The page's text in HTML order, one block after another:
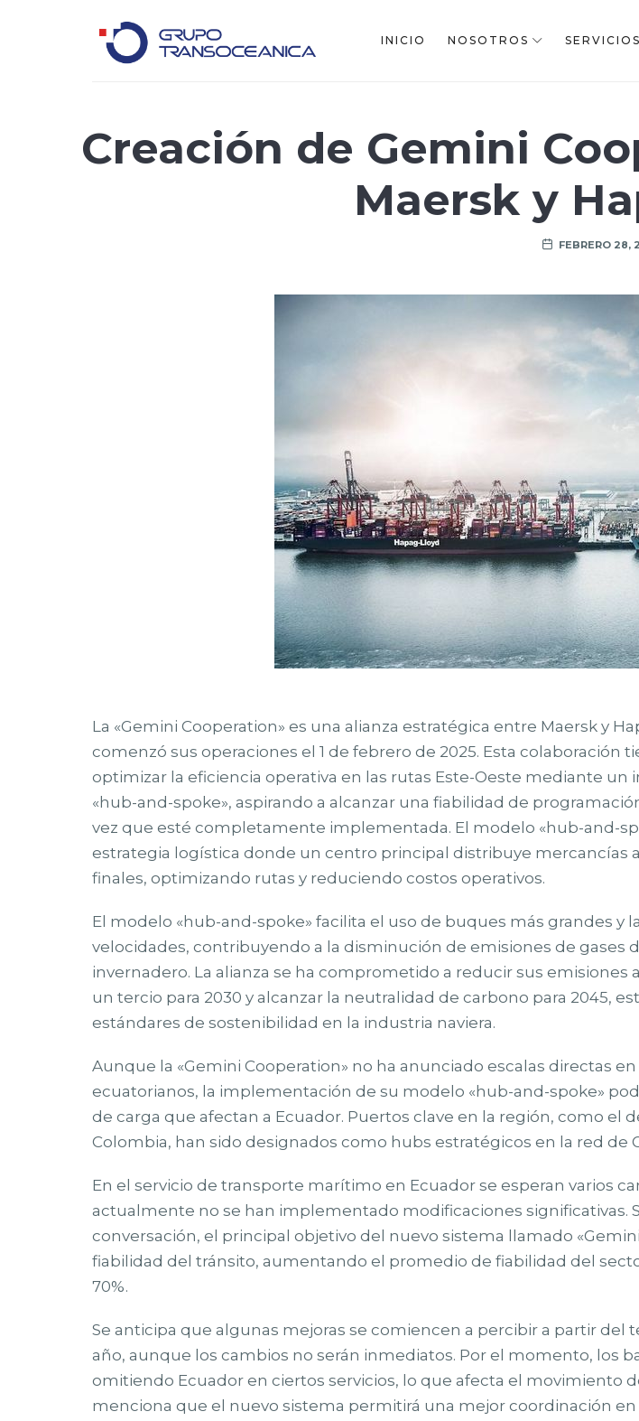
Logística Inteligente para un Mundo en Movimiento
INICIO NOSOTROS SERVICIOS
Creación de Gemini
Maersk y
FEBRERO 28,
La «Gemini Cooperation» es una alianza estratégica entre Maersk y
comenzó sus operaciones el 1 de febrero de 2025. Esta colaboración
optimizar la eficiencia operativa en las rutas Este-Oeste mediante un
«hub-and-spoke», aspirando a alcanzar una fiabilidad de
vez que esté completamente implementada. El modelo «hub-and-
estrategia logística donde un centro principal distribuye mercancías
finales, optimizando rutas y reduciendo costos operativos.
El modelo «hub-and-spoke» facilita el uso de buques más grandes y
velocidades, contribuyendo a la disminución de emisiones de gases
invernadero. La alianza se ha comprometido a reducir sus emisiones
un tercio para 2030 y alcanzar la neutralidad de carbono para 2045,
estándares de sostenibilidad en la industria naviera.
Aunque la «Gemini Cooperation» no ha anunciado escalas directas
ecuatorianos, la implementación de su modelo «hub-and-spoke»
de carga que afectan a Ecuador. Puertos clave en la región, como el
Colombia, han sido designados como hubs estratégicos en la red de
En el servicio de transporte marítimo en Ecuador se esperan varios
actualmente no se han implementado modificaciones significativas.
conversación, el principal objetivo del nuevo sistema llamado
fiabilidad del tránsito, aumentando el promedio de fiabilidad del
70%.
Se anticipa que algunas mejoras se comiencen a percibir a partir del
año, aunque los cambios no serán inmediatos. Por el momento, los
omitiendo Ecuador en ciertos servicios, lo que afecta el movimiento
menciona que el nuevo sistema permitirá una mejor coordinación en